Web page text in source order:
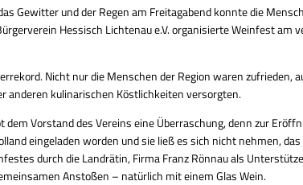
Gewitter und der Regen am Freitagabend konnte die
Hessisch Lichtenau e.V. organisierte Weinfest am
Nicht nur die Menschen der Region waren zufrieden,
anderen kulinarischen Köstlichkeiten versorgten.
dem Vorstand des Vereins eine Überraschung, denn zur
eingeladen worden und sie ließ es sich nicht nehmen,
durch die Landrätin, Firma Franz Rönnau als
Anstoßen – natürlich mit einem Glas Wein.